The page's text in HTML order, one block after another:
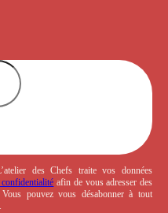
des Chefs traite vos données
afin de vous adresser des
pouvez vous désabonner à tout